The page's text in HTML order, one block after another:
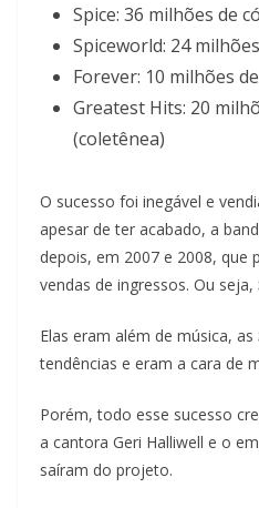
Spice: 36 milhões de
Spiceworld: 24
Forever: 10 milhões
Greatest Hits: 20
(coletênea)
O sucesso foi inegável e
apesar de ter acabado, a
depois, em 2007 e 2008, que
vendas de ingressos. Ou seja,
Elas eram além de música, as
tendências e eram a cara de
Porém, todo esse sucesso
a cantora Geri Halliwell e o
saíram do projeto.